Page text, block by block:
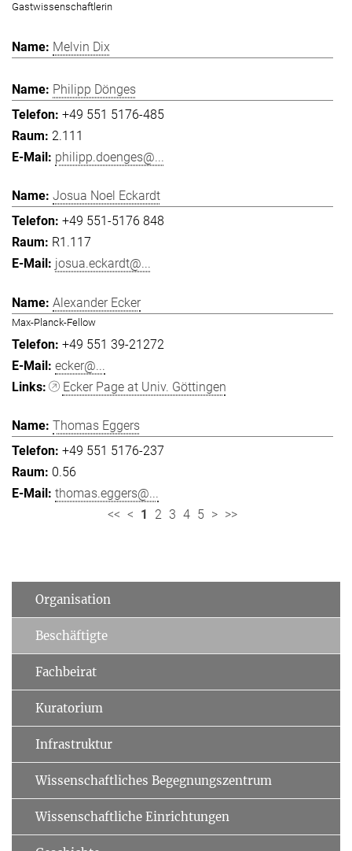
Gastwissenschaftlerin
Melvin Dix
Philipp Dönges
+49 551 5176-485
2.111
philipp.doenges@...
Josua Noel Eckardt
+49 551-5176 848
R1.117
josua.eckardt@...
Alexander Ecker
Max-Planck-Fellow
+49 551 39-21272
ecker@...
Ecker Page at Univ. Göttingen
Thomas Eggers
+49 551 5176-237
0.56
thomas.eggers@...
<< < 1 2 3 4 5 > >>
Organisation
Beschäftigte
Fachbeirat
Kuratorium
Infrastruktur
Wissenschaftliches Begegnungszentrum
Wissenschaftliche Einrichtungen